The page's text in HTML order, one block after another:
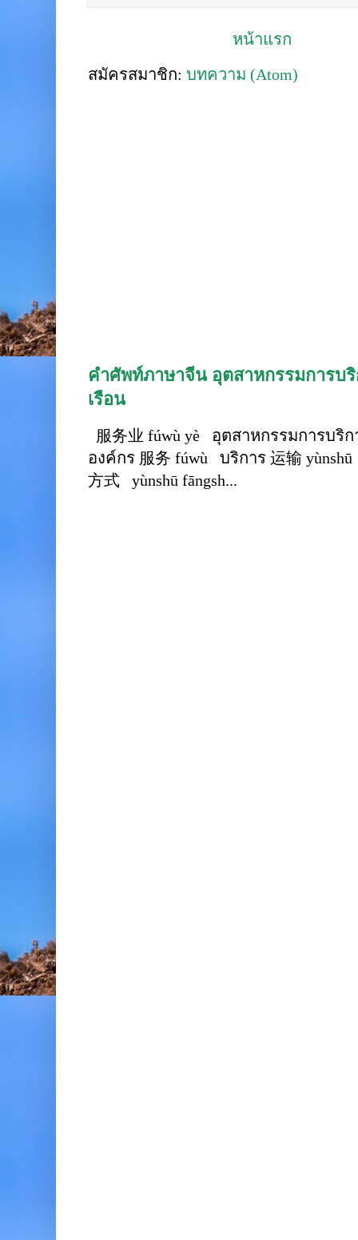
หน้าแรก
สมัครสมาชิก: บทความ (Atom)
คำศัพท์ภาษาจีน อุตสาหกรรมการบ
เรือน
服务业 fúwù yè อุตสาหกรรมการบริ
องค์กร 服务 fúwù บริการ 运输
方式 yùnshū fāngsh...